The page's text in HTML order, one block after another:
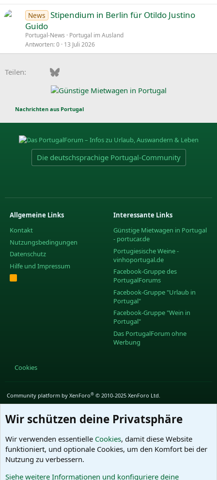
News Stipendium in Berlin für Otildo Justino
Guido
Portugal-News
Portugal im Ausland
Antworten 0 13 Juli 2026
Teilen: FacebookBluesky
Nachrichten aus Portugal
Die deutschsprachige Portugal-Community
Allgemeine Links
Kontakt
Nutzungsbedingungen
Datenschutz
Hilfe und Impressum
R
Interessante Links
Günstige Mietwagen in Portugal
- portucar.de
Portugiesische Weine -
vinhoportugal.de
Facebook-Gruppe des
PortugalForums
Facebook-Gruppe "Urlaub in
Portugal"
Facebook-Gruppe "Wein in
Portugal"
Das PortugalForum ohne
Werbung
Cookies
Community platform by XenForo® © 2010-2025 XenForo Ltd.
Wir schützen deine Privatsphäre
Wir verwenden essentielle Cookies, damit diese Website
funktioniert, und optionale Cookies, um den Komfort bei der
Nutzung zu verbessern.
Siehe weitere Informationen und konfiguriere deine